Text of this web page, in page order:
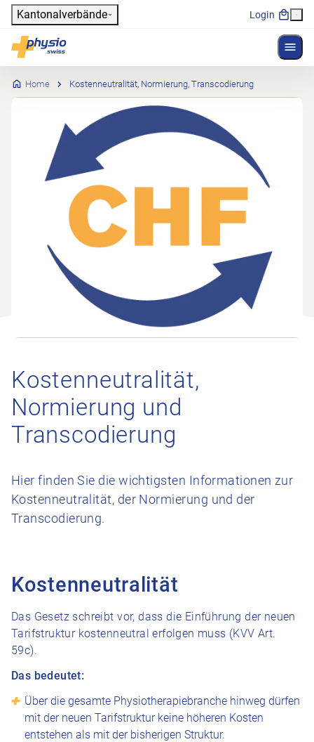
Header
Kantonalverbände Login
Physioswiss
Hauptnavigation
Home Kostenneutralität, Normierung, Transcodierung
Kostenneutralität,
Normierung und
Transcodierung
Hier finden Sie die wichtigsten Informationen zur
Kostenneutralität, der Normierung und der
Transcodierung.
Kostenneutralität
Das Gesetz schreibt vor, dass die Einführung der neuen
Tarifstruktur kostenneutral erfolgen muss (KVV Art.
59c).
Das bedeutet:
Über die gesamte Physiotherapiebranche hinweg dürfen
mit der neuen Tarifstruktur keine höheren Kosten
entstehen als mit der bisherigen Struktur.